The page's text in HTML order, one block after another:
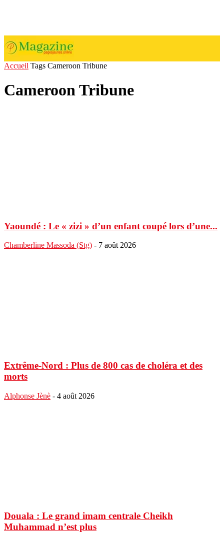
Accueil Tags Cameroon Tribune
Cameroon Tribune
Yaoundé : Le « zizi » d’un enfant coupé lors d’une...
Chamberline Massoda (Stg) - 7 août 2026
Extrême-Nord : Plus de 800 cas de choléra et des
morts
Alphonse Jènè - 4 août 2026
Douala : Le grand imam centrale Cheikh
Muhammad n’est plus